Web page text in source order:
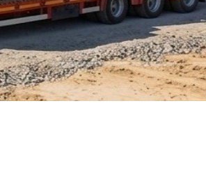
Подробнее